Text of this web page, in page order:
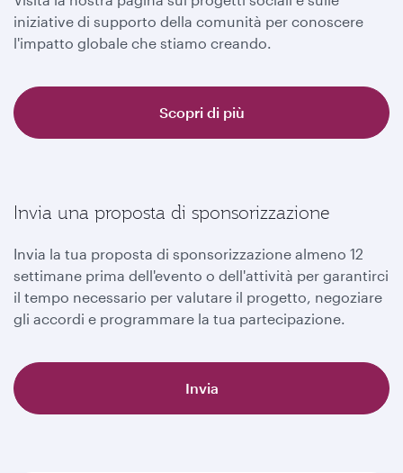
iniziative di supporto della comunità per conoscere
l'impatto globale che stiamo creando.
Scopri di più
Invia una proposta di sponsorizzazione
Invia la tua proposta di sponsorizzazione almeno 12
settimane prima dell'evento o dell'attività per garantirci
il tempo necessario per valutare il progetto, negoziare
gli accordi e programmare la tua partecipazione.
Invia